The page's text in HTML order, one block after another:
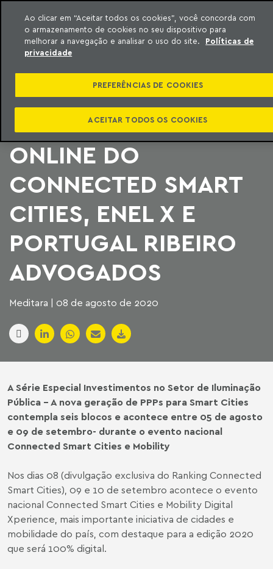
o conteúdo
Machado Meyer
INVESTIMENTOS EM
ILUMINAÇÃO PÚBLICA
É TEMA DE SÉRIE
ONLINE DO
CONNECTED SMART
CITIES, ENEL X E
PORTUGAL RIBEIRO
ADVOGADOS
Meditara | 08 de agosto de 2020
A Série Especial Investimentos no Setor de Iluminação
Pública – A nova geração de PPPs para Smart Cities
contempla seis blocos e acontece entre 05 de agosto
e 09 de setembro- durante o evento nacional
Connected Smart Cities e Mobility
Nos dias 08 (divulgação exclusiva do Ranking Connected
Smart Cities), 09 e 10 de setembro acontece o evento
nacional Connected Smart Cities e Mobility Digital
Xperience, mais importante iniciativa de cidades e
mobilidade do país, com destaque para a edição 2020
que será 100% digital.
Ao clicar em “Aceitar todos os cookies”, você concorda com
o armazenamento de cookies no seu dispositivo para
melhorar a navegação e analisar o uso do site.
Políticas de
privacidade
PREFERÊNCIAS DE COOKIES
ACEITAR TODOS OS COOKIES